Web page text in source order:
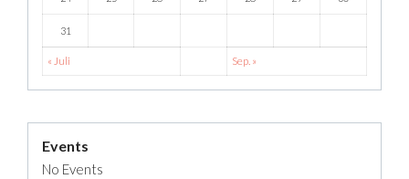
31
« Juli Sep. »
Events
No Events